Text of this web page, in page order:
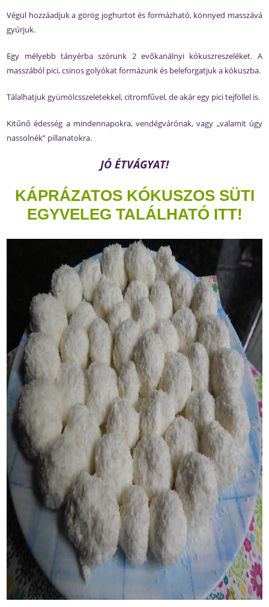
Végül hozzáadjuk a görög joghurtot és formázható, könnyed masszává
gyúrjuk.
Egy mélyebb tányérba szórunk 2 evőkanálnyi kókuszreszeléket. A
masszából pici, csinos golyókat formázunk és beleforgatjuk a kókuszba.
Tálalhatjuk gyümölcsszeletekkel, citromfűvel, de akár egy pici tejföllel is.
Kitűnő édesség a mindennapokra, vendégvárónak, vagy „valamit úgy
nassolnék” pillanatokra.
JÓ ÉTVÁGYAT!
KÁPRÁZATOS KÓKUSZOS SÜTI
EGYVELEG TALÁLHATÓ ITT!